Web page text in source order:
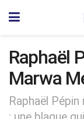
Raphaël
Marwa
Raphaël